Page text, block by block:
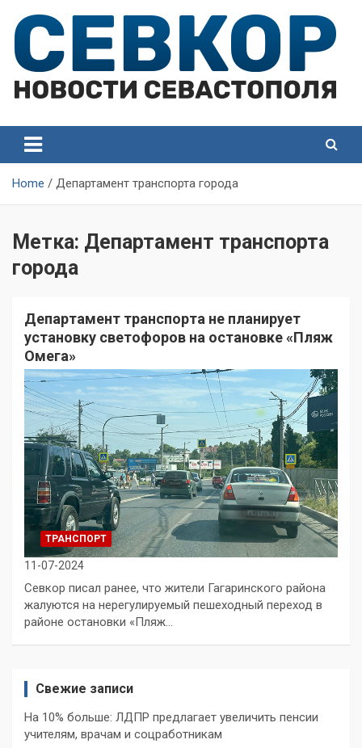
content
Севастополя
Севастополя
Home Департамент транспорта города
Метка: Департамент транспорта
города
Департамент транспорта не планирует
установку светофоров на остановке «Пляж
Омега»
ТРАНСПОРТ
11-07-2024
Севкор писал ранее, что жители Гагаринского района
жалуются на нерегулируемый пешеходный переход в
районе остановки «Пляж…
Свежие записи
На 10% больше: ЛДПР предлагает увеличить пенсии
учителям, врачам и соцработникам